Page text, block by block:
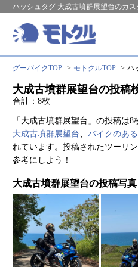
ハッシュタグ 大成古墳群展望台のカ
グーバイクTOP モトクルTOP ハ
大成古墳群展望台の投稿
合計：8枚
「大成古墳群展望台」の投稿は8
大成古墳群展望台、 バイクのあ
れています。投稿されたツーリ
参考にしよう！
大成古墳群展望台の投稿写真